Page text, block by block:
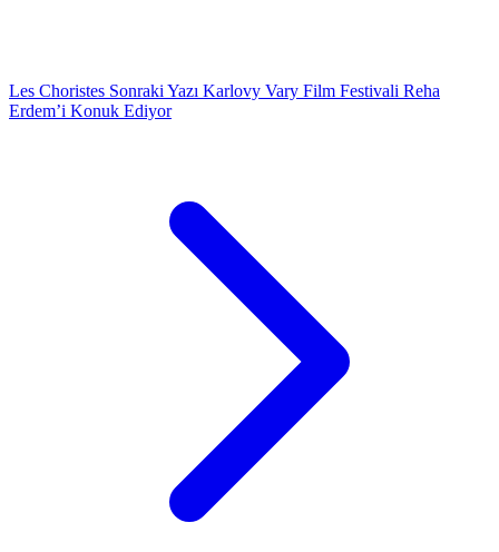
Les Choristes Sonraki Yazı Karlovy Vary Film Festivali Reha
Erdem’i Konuk Ediyor